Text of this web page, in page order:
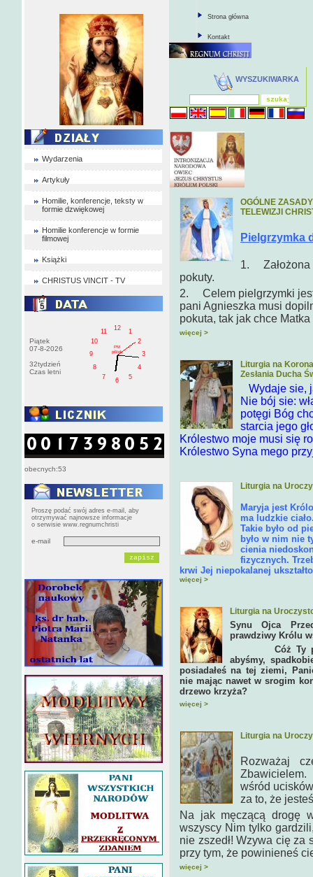
Wydarzenia
Artykuły
Homilie, konferencje, teksty w
formie dzwiękowej
Homilie konferencje w formie
filmowej
Książki
CHRISTUS VINCIT - TV
Piątek
07-8-2026
32tydzień
Czas letni
1
2
3
4
5
6
7
8
9
10
11
12
PM
pištek
obecnych:53
Proszę podać swój adres e-mail, aby
otrzymywać najnowsze informacje
o serwisie www.regnumchristi
e-mail
Strona główna
Kontakt
WYSZUKIWARKA
OGÓLNE
TELEWIZJI
Pielgrzymka
1. Założona
pokuty.
2. Celem pielgrzymki
pani Agnieszka musi
pokuta, tak jak chce Matka
więcej >
Liturgia na
Zesłania Ducha
Wydaje sie,
Nie bój sie:
potęgi Bóg
starcia jego
Królestwo moje musi się
Królestwo Syna mego
Liturgia na
Maryja jest
ma ludzkie
Takie było od
było w nim nie
cienia
fizycznych.
krwi Jej niepokalanej
więcej >
Liturgia na
Synu Ojca
prawdziwy Królu
Cóż Ty
abyśmy,
posiadałeś na tej ziemi,
nie mając nawet w srogim
drzewo krzyża?
więcej >
Liturgia na
Rozważaj
wśród
za to, że
Na jak męczącą drogę
wszyscy Nim tylko
nie zszedł! Wzywa cię za
przy tym, że powinieneś
więcej >